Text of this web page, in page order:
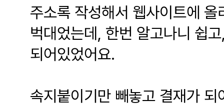
주소록 작성해서 웹사이트에 올
벅대었는데, 한번 알고나니 쉽
되어있었어요.
속지붙이기만 빼놓고 결재가